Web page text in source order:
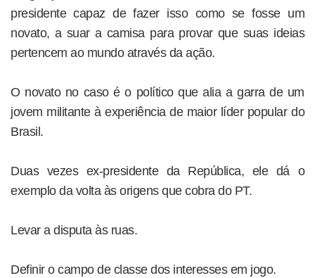
presidente capaz de fazer isso como se fosse um
novato, a suar a camisa para provar que suas ideias
pertencem ao mundo através da ação.
O novato no caso é o político que alia a garra de um
jovem militante à experiência de maior líder popular do
Brasil.
Duas vezes ex-presidente da República, ele dá o
exemplo da volta às origens que cobra do PT.
Levar a disputa às ruas.
Definir o campo de classe dos interesses em jogo.